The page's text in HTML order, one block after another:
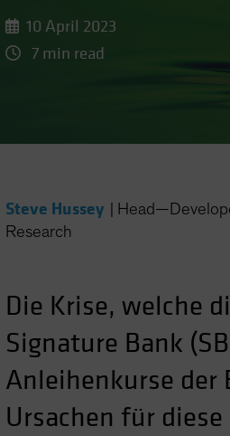
10 April 2023
7 min read
Steve Hussey
Research
Die Krise, welche
Signature Bank
Anleihenkurse der
Ursachen für